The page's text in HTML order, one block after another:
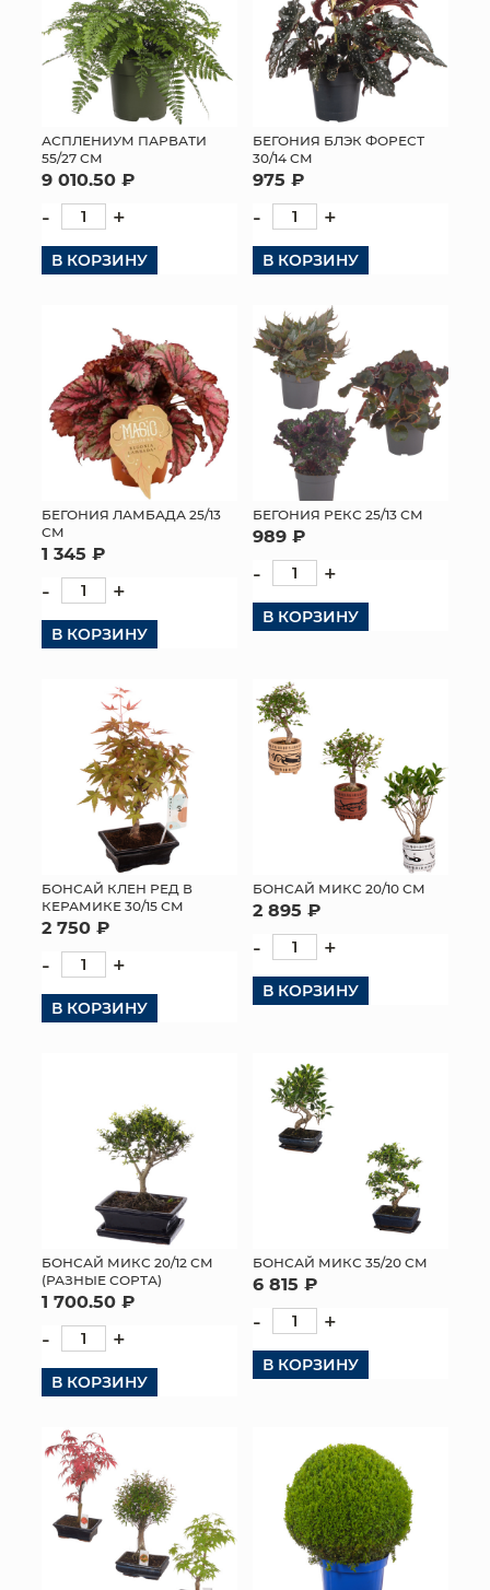
АСПЛЕНИУМ ПАРВАТИ
55/27 СМ
9 010.50 ₽
- +
В КОРЗИНУ
БЕГОНИЯ БЛЭК ФОРЕСТ
30/14 СМ
975 ₽
- +
В КОРЗИНУ
БЕГОНИЯ ЛАМБАДА 25/13
СМ
1 345 ₽
- +
В КОРЗИНУ
БЕГОНИЯ РЕКС 25/13 СМ
989 ₽
- +
В КОРЗИНУ
БОНСАЙ КЛЕН РЕД В
КЕРАМИКЕ 30/15 СМ
2 750 ₽
- +
В КОРЗИНУ
БОНСАЙ МИКС 20/10 СМ
2 895 ₽
- +
В КОРЗИНУ
БОНСАЙ МИКС 20/12 СМ
(РАЗНЫЕ СОРТА)
1 700.50 ₽
- +
В КОРЗИНУ
БОНСАЙ МИКС 35/20 СМ
6 815 ₽
- +
В КОРЗИНУ